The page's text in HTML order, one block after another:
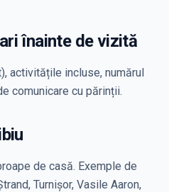
înainte de vizită
activitățile incluse, numărul
comunicare cu părinții.
de casă. Exemple de
Turnișor, Vasile Aaron,